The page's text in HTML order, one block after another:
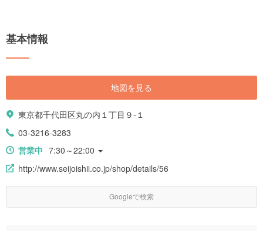
基本情報
地図を見る
東京都千代田区丸の内１丁目９-１
03-3216-3283
営業中 7:30～22:00
http://www.seijoishii.co.jp/shop/details/56
Googleで検索